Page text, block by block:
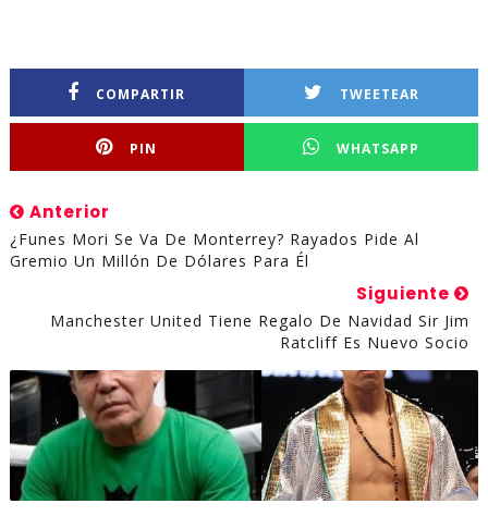
COMPARTIR TWEETEAR
PIN WHATSAPP
Anterior
¿Funes Mori Se Va De Monterrey? Rayados Pide Al
Gremio Un Millón De Dólares Para Él
Siguiente
Manchester United Tiene Regalo De Navidad Sir Jim
Ratcliff Es Nuevo Socio